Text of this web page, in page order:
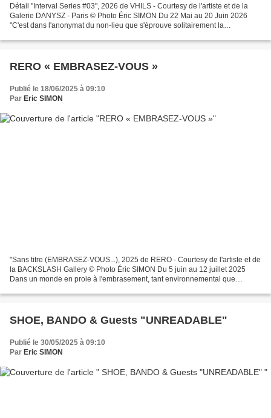
Détail "Interval Series #03", 2026 de VHILS - Courtesy de l'artiste et de la
Galerie DANYSZ - Paris © Photo Éric SIMON Du 22 Mai au 20 Juin 2026
"C'est dans l'anonymat du non-lieu que s'éprouve solitairement la
RERO « EMBRASEZ-VOUS »
Publié le 18/06/2025 à 09:10
Par Eric SIMON
"Sans titre (EMBRASEZ-VOUS...), 2025 de RERO - Courtesy de l'artiste et de
la BACKSLASH Gallery © Photo Éric SIMON Du 5 juin au 12 juillet 2025
Dans un monde en proie à l'embrasement, tant environnemental que
SHOE, BANDO & Guests "UNREADABLE"
Publié le 30/05/2025 à 09:10
Par Eric SIMON